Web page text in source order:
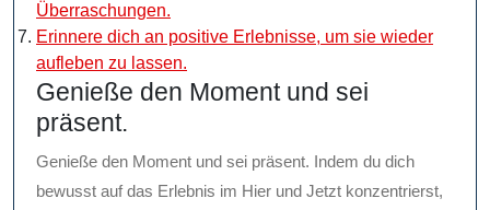
Überraschungen.
Erinnere dich an positive Erlebnisse, um sie wieder
aufleben zu lassen.
Genieße den Moment und sei
präsent.
Genieße den Moment und sei präsent. Indem du dich
bewusst auf das Erlebnis im Hier und Jetzt konzentrierst,